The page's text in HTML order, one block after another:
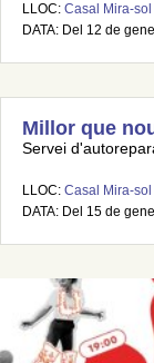
LLOC: Casal Mira-sol
DATA: Del 12 de
Millor que
Servei
LLOC: Casal Mira-sol
DATA: Del 15 de